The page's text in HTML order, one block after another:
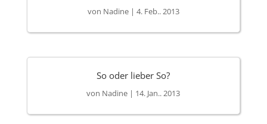
von Nadine| 4. Feb.. 2013
So oder lieber So?
von Nadine | 14. Jan.. 2013